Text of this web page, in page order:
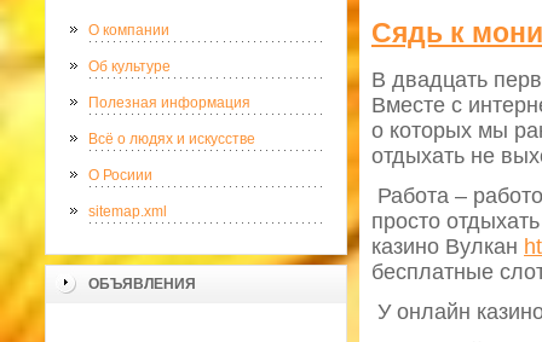
О компании
Об культуре
Полезная информация
Всё о людях и искусстве
О Росиии
sitemap.xml
ОБЪЯВЛЕНИЯ
Сядь к
В двадцать
Вместе с
о которых мы
отдыхать не
Работа –
просто
казино Вулкан
бесплатные
У онлайн